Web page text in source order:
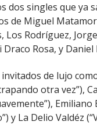
dos singles que ya
de Miguel
Los Rodríguez,
Draco Rosa, y Daniel
de lujo
otra vez”),
Emiliano
y La Delio Valdéz